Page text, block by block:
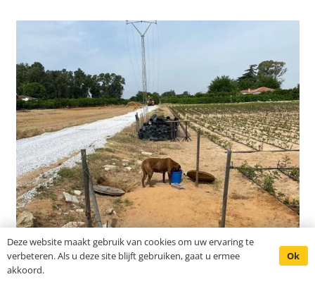
Deze website maakt gebruik van cookies om uw ervaring te
verbeteren. Als u deze site blijft gebruiken, gaat u ermee
akkoord.
Ok